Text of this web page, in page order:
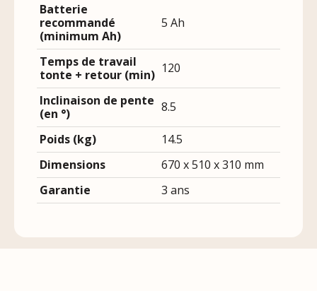
Batterie
recommandé
(minimum Ah)
5 Ah
Temps de travail
tonte + retour (min) 120
Inclinaison de pente
(en °)
8.5
Poids (kg)
14.5
Dimensions
670 x 510 x 310 mm
Garantie
3 ans